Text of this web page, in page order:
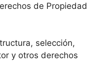
de Propiedad
selección,
y otros derechos